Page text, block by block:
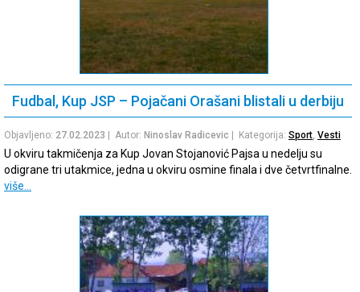
Fudbal, Kup JSP – Pojačani Orašani blistali u derbiju
Objavljeno: 27.02.2023 | Autor: Ninoslav Radicevic | Kategorija: Sport, Vesti
U okviru takmičenja za Kup Jovan Stojanović Pajsa u nedelju su
odigrane tri utakmice, jedna u okviru osmine finala i dve četvrtfinalne.
više…